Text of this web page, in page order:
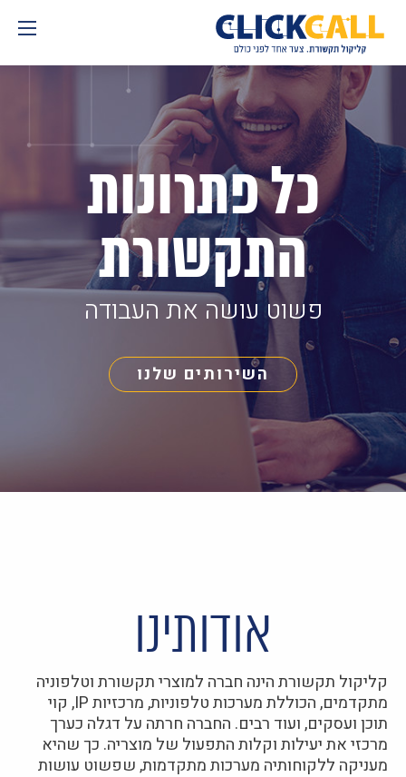
content
כל פתרונות
התקשורת
פשוט עושה את העבודה
השירותים שלנו
אודותינו
קליקול תקשורת הינה חברה למוצרי תקשורת וטלפוניה
מתקדמים, הכוללת מערכות טלפוניות, מרכזיות IP, קוי
תוכן ועסקים, ועוד רבים. החברה חרתה על דגלה כערך
מרכזי את יעילות וקלות התפעול של מוצריה. כך שהיא
מעניקה ללקוחותיה מערכות מתקדמות, שפשוט עושות